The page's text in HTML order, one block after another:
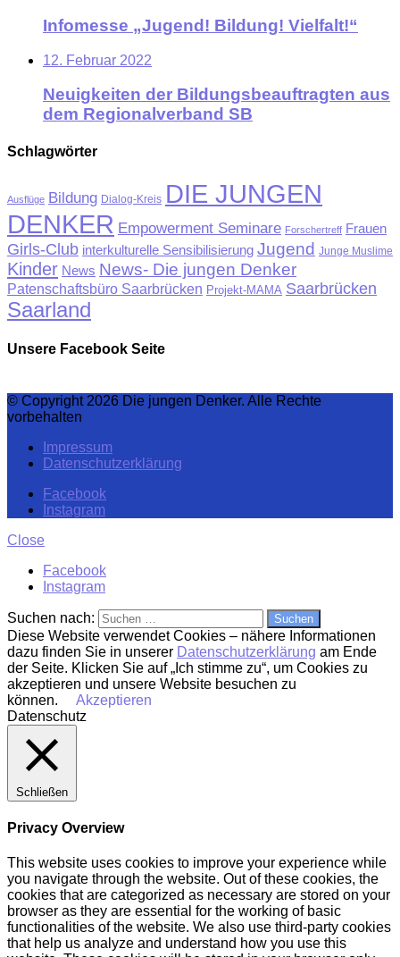
Infomesse „Jugend! Bildung! Vielfalt!“
12. Februar 2022
Neuigkeiten der Bildungsbeauftragten aus
dem Regionalverband SB
Schlagwörter
Ausflüge Bildung Dialog-Kreis DIE JUNGEN
DENKER Empowerment Seminare Forschertreff Frauen
Girls-Club interkulturelle Sensibilisierung Jugend Junge Muslime
Kinder News News- Die jungen Denker
Patenschaftsbüro Saarbrücken Projekt-MAMA Saarbrücken
Saarland
Unsere Facebook Seite
© Copyright 2026 Die jungen Denker. Alle Rechte
vorbehalten
Impressum
Datenschutzerklärung
Facebook
Instagram
Close
Facebook
Instagram
Suchen nach:
Diese Website verwendet Cookies – nähere Informationen
dazu finden Sie in unserer Datenschutzerklärung am Ende
der Seite. Klicken Sie auf „Ich stimme zu“, um Cookies zu
akzeptieren und unsere Website besuchen zu
können.
Akzeptieren
Datenschutz
Schließen
Privacy Overview
This website uses cookies to improve your experience while
you navigate through the website. Out of these cookies, the
cookies that are categorized as necessary are stored on your
browser as they are essential for the working of basic
functionalities of the website. We also use third-party cookies
that help us analyze and understand how you use this